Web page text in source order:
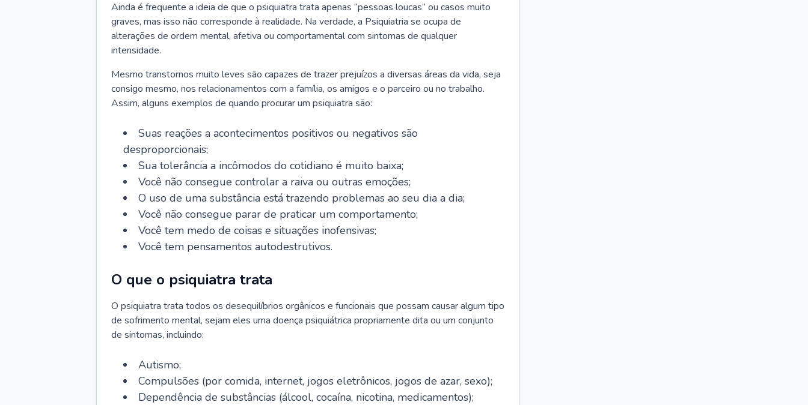
Ainda é frequente a ideia de que o psiquiatra trata apenas “pessoas loucas” ou casos muito
graves, mas isso não corresponde à realidade. Na verdade, a Psiquiatria se ocupa de
alterações de ordem mental, afetiva ou comportamental com sintomas de qualquer
intensidade.
Mesmo transtornos muito leves são capazes de trazer prejuízos a diversas áreas da vida, seja
consigo mesmo, nos relacionamentos com a família, os amigos e o parceiro ou no trabalho.
Assim, alguns exemplos de quando procurar um psiquiatra são:
Suas reações a acontecimentos positivos ou negativos são
desproporcionais;
Sua tolerância a incômodos do cotidiano é muito baixa;
Você não consegue controlar a raiva ou outras emoções;
O uso de uma substância está trazendo problemas ao seu dia a dia;
Você não consegue parar de praticar um comportamento;
Você tem medo de coisas e situações inofensivas;
Você tem pensamentos autodestrutivos.
O que o psiquiatra trata
O psiquiatra trata todos os desequilíbrios orgânicos e funcionais que possam causar algum tipo
de sofrimento mental, sejam eles uma doença psiquiátrica propriamente dita ou um conjunto
de sintomas, incluindo:
Autismo;
Compulsões (por comida, internet, jogos eletrônicos, jogos de azar, sexo);
Dependência de substâncias (álcool, cocaína, nicotina, medicamentos);